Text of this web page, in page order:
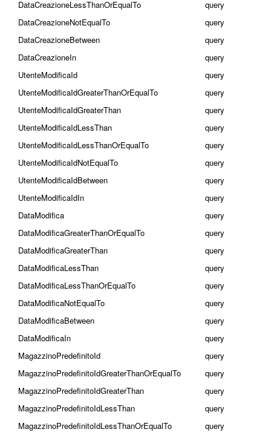
DataCreazioneLessThanOrEqualTo
query
DataCreazioneNotEqualTo
query
DataCreazioneBetween
query
DataCreazioneIn
query
UtenteModificaId
query
UtenteModificaIdGreaterThanOrEqualTo
query
UtenteModificaIdGreaterThan
query
UtenteModificaIdLessThan
query
UtenteModificaIdLessThanOrEqualTo
query
UtenteModificaIdNotEqualTo
query
UtenteModificaIdBetween
query
UtenteModificaIdIn
query
DataModifica
query
DataModificaGreaterThanOrEqualTo
query
DataModificaGreaterThan
query
DataModificaLessThan
query
DataModificaLessThanOrEqualTo
query
DataModificaNotEqualTo
query
DataModificaBetween
query
DataModificaIn
query
MagazzinoPredefinitoId
query
MagazzinoPredefinitoIdGreaterThanOrEqualTo
query
MagazzinoPredefinitoIdGreaterThan
query
MagazzinoPredefinitoIdLessThan
query
MagazzinoPredefinitoIdLessThanOrEqualTo
query